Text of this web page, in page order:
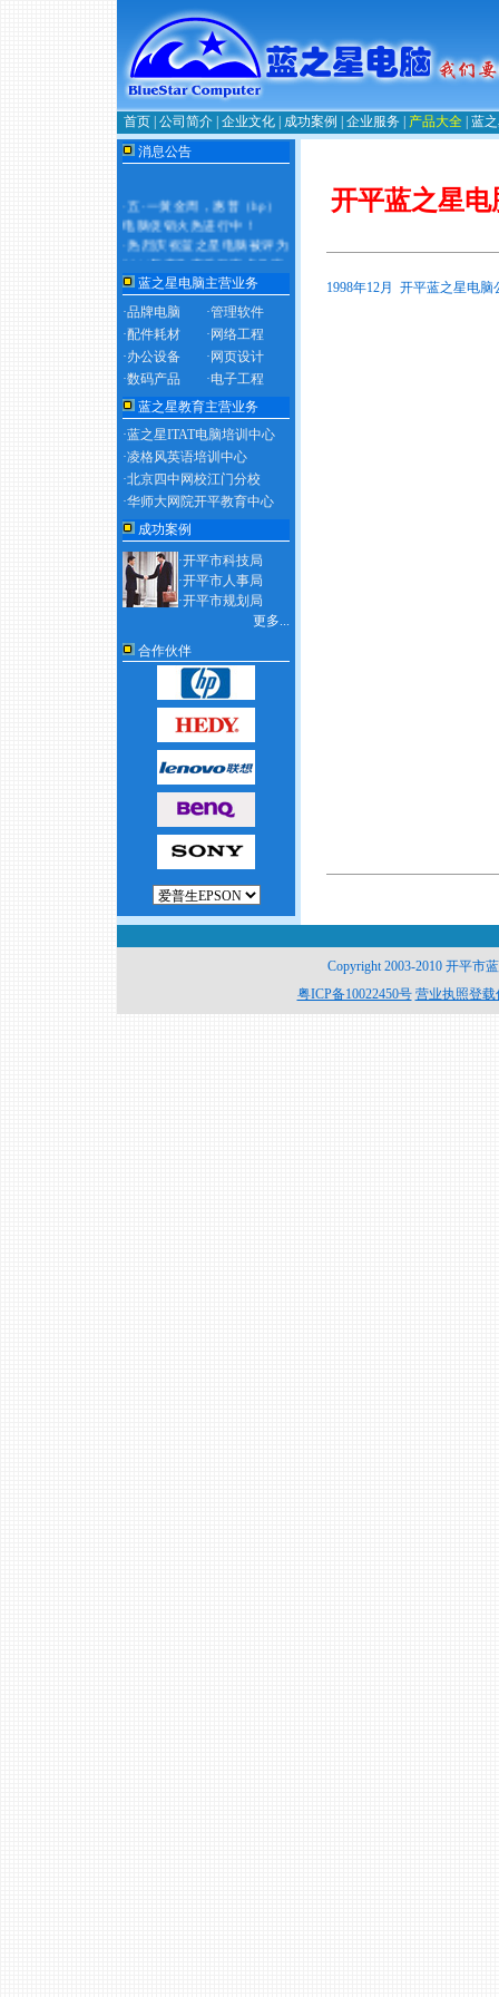
首页 公司简介 企业文化 成功案例 企业服务 产品大全 蓝
消息公告
五·一黄金周，惠普（hp）
电脑促销火热进行中！
·热烈庆祝蓝之星电脑被评为
2011年度政府采购定点供应
商！蓝之星电脑主营业务
·品牌电脑
·管理软件
·配件耗材
·网络工程
·办公设备
·网页设计
·数码产品
·电子工程
蓝之星教育主营业务
·蓝之星ITAT电脑培训中心
·凌格风英语培训中心
·北京四中网校江门分校
·华师大网院开平教育中心
成功案例
·开平市科技局
·开平市人事局
·开平市规划局
更多...
合作伙伴
开平蓝之星
1998年12月 开平蓝之星电
Copyright 2003-2010 开平市
粤ICP备10022450号 营业执照登载